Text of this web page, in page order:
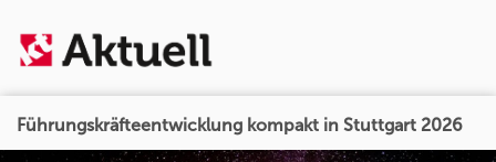
Führungskräfteentwicklung kompakt in Stuttgart 2026